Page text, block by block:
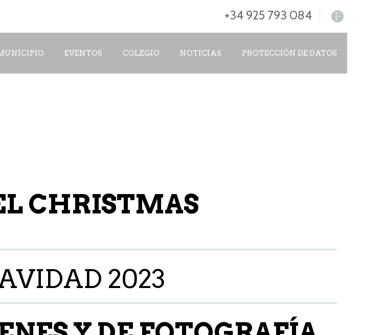
F
+34 925 793 084
EVENTOS COLEGIO NOTICIAS PROTECCIÓN DE DATOS
CHRISTMAS
2023